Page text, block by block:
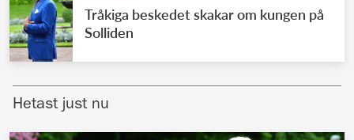
UTLÄNDSKT
VÄRLDENS KUNGAHUS
Brittiska kungahuset
Tråkiga beskedet skakar om kungen på
Solliden
Hetast just nu